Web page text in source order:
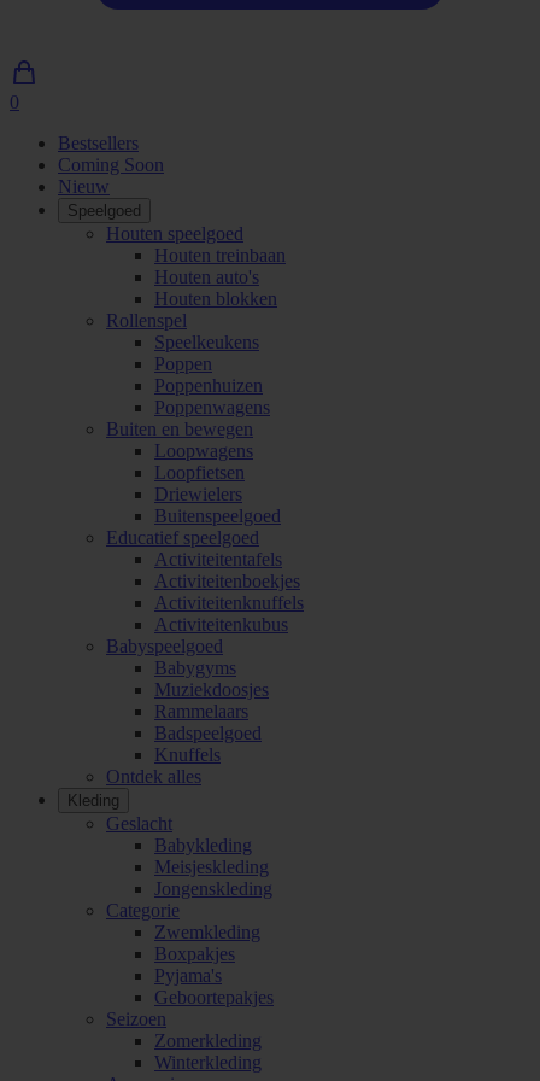
0
winkelwagen
Bestsellers
Coming Soon
Nieuw
Speelgoed
Houten speelgoed
Houten treinbaan
Houten auto's
Houten blokken
Rollenspel
Speelkeukens
Poppen
Poppenhuizen
Poppenwagens
Buiten en bewegen
Loopwagens
Loopfietsen
Driewielers
Buitenspeelgoed
Educatief speelgoed
Activiteitentafels
Activiteitenboekjes
Activiteitenknuffels
Activiteitenkubus
Babyspeelgoed
Babygyms
Muziekdoosjes
Rammelaars
Badspeelgoed
Knuffels
Ontdek alles
Kleding
Geslacht
Babykleding
Meisjeskleding
Jongenskleding
Categorie
Zwemkleding
Boxpakjes
Pyjama's
Geboortepakjes
Seizoen
Zomerkleding
Winterkleding